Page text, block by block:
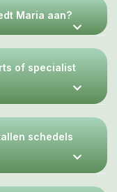
Maria aan?
of specialist
schedels